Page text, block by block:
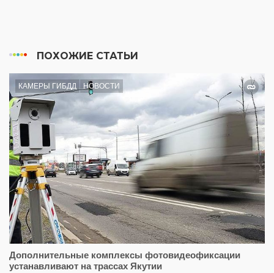
ПОХОЖИЕ СТАТЬИ
КАМЕРЫ ГИБДД НОВОСТИ
Дополнительные комплексы фотовидеофиксации
устанавливают на трассах Якутии